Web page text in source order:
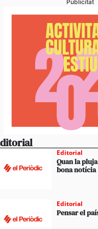
Publicitat
Editorial
Quan la
bona notícia
Editorial
Pensar el